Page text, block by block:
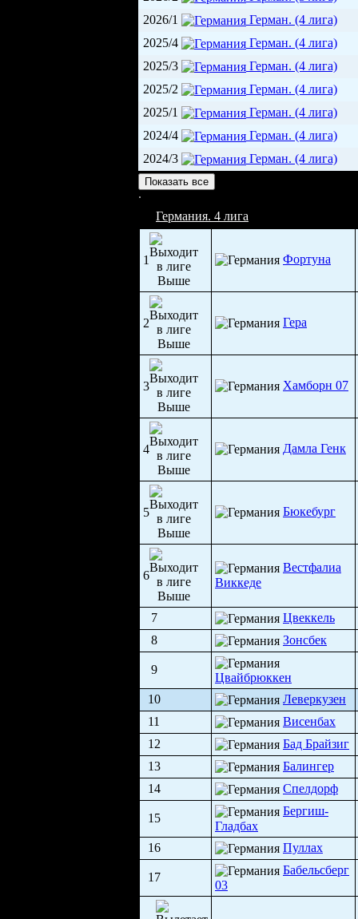
2026/1
Герман. (4 лига)
2025/4
Герман. (4 лига)
2025/3
Герман. (4 лига)
2025/2
Герман. (4 лига)
2025/1
Герман. (4 лига)
2024/4
Герман. (4 лига)
2024/3
Герман. (4 лига)
Показать все
Шпортплац Танненбергштрасе (1 900)
Германия. 4 лига
1 Фортуна
2 Гера
3 Хамборн 07
4 Дамла Генк
5 Бюкебург
6
Вестфалиа
Виккеде
7
Цвеккель
8
Зонсбек
9
Цвайбрюккен
10
Леверкузен
11
Виcенбах
12
Бад Брайзиг
13
Балингер
14
Спелдорф
15
Бергиш-
Гладбах
16
Пуллах
17
Бабельсберг
03